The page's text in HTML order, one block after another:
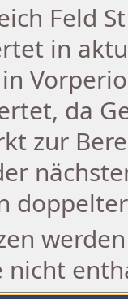
Feld
in
da
zur
nicht